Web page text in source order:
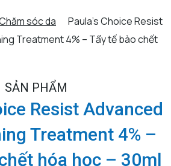
sóc da
Paula’s Choice Resist
Treatment 4% – Tẩy tế bào chết
SẢN PHẨM
Resist Advanced
Treatment 4% –
hóa học – 30ml